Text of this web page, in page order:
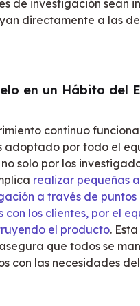
de investigación sean
directamente a las
en un Hábito del
continuo
adoptado por todo el
solo por los
realizar pequeñas
a través de
con los clientes, por el
el producto.
que todos se
con las necesidades